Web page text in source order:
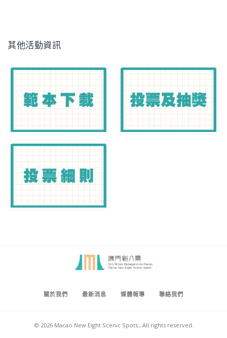
其他活動資訊
關於我們 最新消息 媒體報導 聯絡我們
© 2026 Macao New Eight Scenic Spots., All rights reserved.